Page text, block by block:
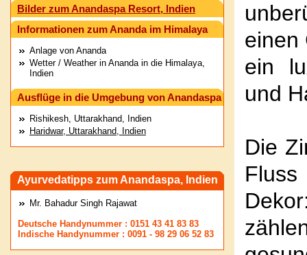
Bilder zum Anandaspa Resort, Indien
Informationen zum Ananda im Himalaya
Anlage von Ananda
Wetter / Weather in Ananda in die Himalaya,
Indien
Ausflüge in die Umgebung von Anandaspa
Rishikesh, Uttarakhand, Indien
Haridwar, Uttarakhand, Indien
Ayurvedatipps zum Anandaspa, Indien
Mr. Bahadur Singh Rajawat
Deutsche Handynummer : 0151 43 41 83 83
Indische Handynummer : 0091 - 98 29 06 52 83
einen
ein
und
Die